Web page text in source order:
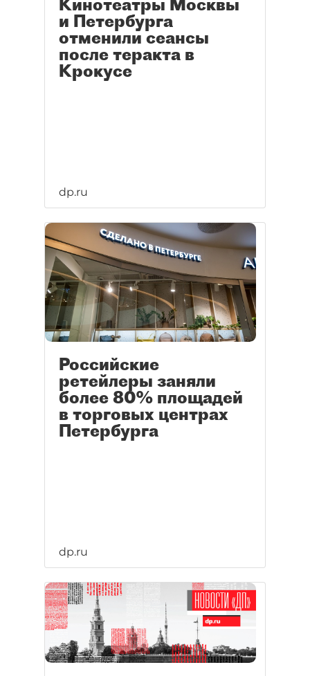
Кинотеатры Москвы
и Петербурга
отменили сеансы
после теракта в
Крокусе
dp.ru
Российские
ретейлеры заняли
более 80% площадей
в торговых центрах
Петербурга
dp.ru